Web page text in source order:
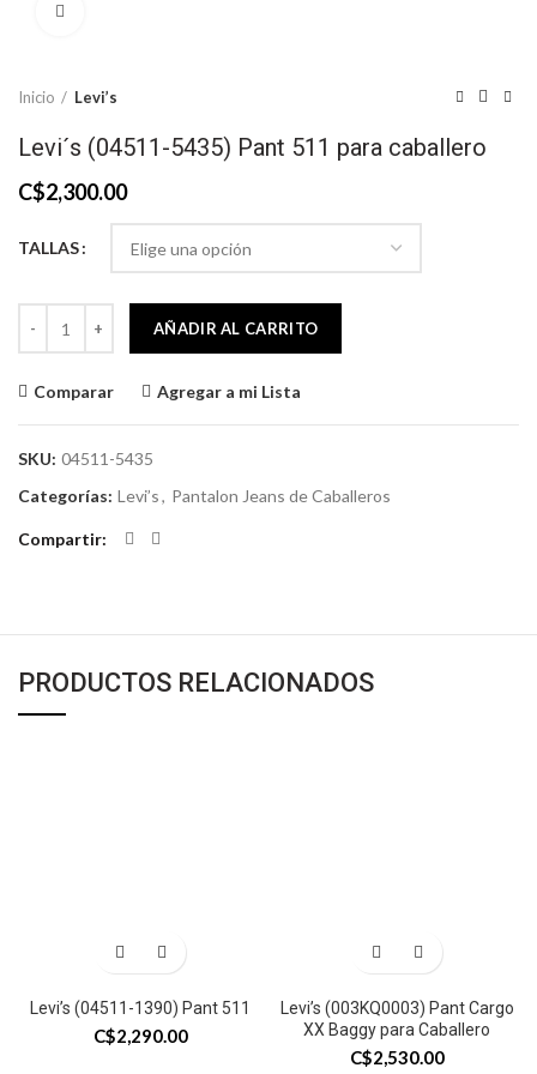
Inicio Levi’s
Levi´s (04511-5435) Pant 511 para caballero
C$2,300.00
TALLAS
AÑADIR AL CARRITO
Comparar Agregar a mi Lista
SKU: 04511-5435
Categorías: Levi’s, Pantalon Jeans de Caballeros
Compartir
PRODUCTOS RELACIONADOS
Levi’s (04511-1390) Pant 511
C$2,290.00
Levi’s (003KQ0003) Pant Cargo
XX Baggy para Caballero
C$2,530.00